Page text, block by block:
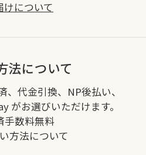
けについて
法について
、代金引換、NP後払い、
がお選びいただけます。
数料無料
方法について